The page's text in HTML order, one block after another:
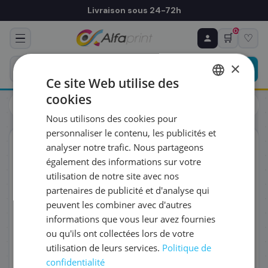
Livraison sous 24-72h
🛒
0
♡
Cartouches
Canon
ORIGINAL
♻ COMMANDE RÉCURRENTE
Prévoyez & économisez
Programmez votre prochain achat — notre équipe
vous prépare un devis personnalisé
RÉFÉRENCE DU PRODUIT
FRÉQUENCE
QUANTITÉ PAR LIVRAISON
DATE DE PREMIÈRE LIVRAISON SOUHAITÉE
×
Ce site Web utilise des
cookies
Nous utilisons des cookies pour
personnaliser le contenu, les publicités et
analyser notre trafic. Nous partageons
également des informations sur votre
utilisation de notre site avec nos
partenaires de publicité et d'analyse qui
peuvent les combiner avec d'autres
informations que vous leur avez fournies
ou qu'ils ont collectées lors de votre
utilisation de leurs services. Politique de
confidentialité